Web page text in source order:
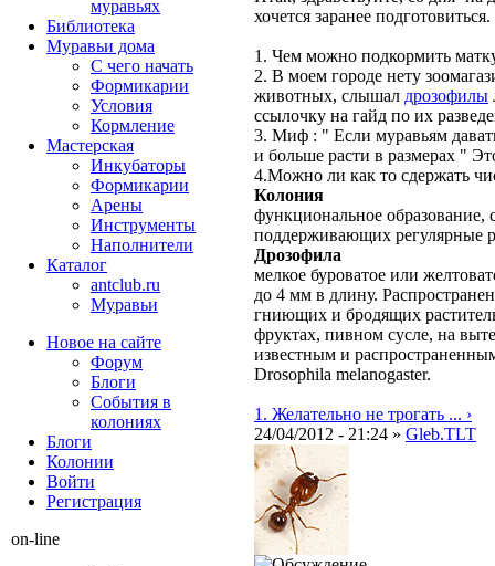
хочется заранее
1. Чем можно подкормить
2. В моем городе нету
животных, слышал дрозофилы
ссылочку на гайд по их
3. Миф : " Если муравьям
и больше расти в размерах "
4.Можно ли как то сдержать
Колония
функциональное образование,
поддерживающих регулярные
Дрозофила
мелкое буроватое или
до 4 мм в длину.
гниющих и бродящих
фруктах, пивном сусле, на
известным и
Drosophila melanogaster.
1. Желательно не трогать ... ›
24/04/2012 - 21:24 » Gleb.TLT
муравьях
Библиотека
Муравьи дома
С чего начать
Формикарии
Условия
Кормление
Мастерская
Инкубаторы
Формикарии
Арены
Инструменты
Наполнители
Каталог
antclub.ru
Муравьи
Новое на сайте
Форум
Блоги
События в
колониях
Блоги
Колонии
Войти
Peгиcтpaция
on-line